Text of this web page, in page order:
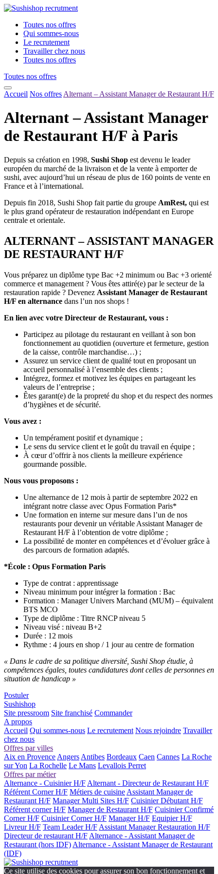
Toutes nos offres
Qui sommes-nous
Le recrutement
Travailler chez nous
Toutes nos offres
Toutes nos offres
Accueil Nos offres Alternant – Assistant Manager de Restaurant H/F
Alternant – Assistant Manager
de Restaurant H/F à Paris
Depuis sa création en 1998, Sushi Shop est devenu le leader
européen du marché de la livraison et de la vente à emporter de
sushi, avec aujourd’hui un réseau de plus de 160 points de vente en
France et à l’international.
Depuis fin 2018, Sushi Shop fait partie du groupe AmRest, qui est
le plus grand opérateur de restauration indépendant en Europe
centrale et orientale.
ALTERNANT – ASSISTANT MANAGER
DE RESTAURANT H/F
Vous préparez un diplôme type Bac +2 minimum ou Bac +3 orienté
commerce et management ? Vous êtes attiré(e) par le secteur de la
restauration rapide ? Devenez Assistant Manager de Restaurant
H/F en alternance dans l’un nos shops !
En lien avec votre Directeur de Restaurant, vous :
Participez au pilotage du restaurant en veillant à son bon
fonctionnement au quotidien (ouverture et fermeture, gestion
de la caisse, contrôle marchandise…) ;
Assurez un service client de qualité tout en proposant un
accueil personnalisé à l’ensemble des clients ;
Intégrez, formez et motivez les équipes en partageant les
valeurs de l’entreprise ;
Êtes garant(e) de la propreté du shop et du respect des normes
d’hygiènes et de sécurité.
Vous avez :
Un tempérament positif et dynamique ;
Le sens du service client et le goût du travail en équipe ;
À cœur d’offrir à nos clients la meilleure expérience
gourmande possible.
Nous vous proposons :
Une alternance de 12 mois à partir de septembre 2022 en
intégrant notre classe avec Opus Formation Paris*
Une formation en interne sur mesure dans l’un de nos
restaurants pour devenir un véritable Assistant Manager de
Restaurant H/F à l’obtention de votre diplôme ;
La possibilité de monter en compétences et d’évoluer grâce à
des parcours de formation adaptés.
*École : Opus Formation Paris
Type de contrat : apprentissage
Niveau minimum pour intégrer la formation : Bac
Formation : Manager Univers Marchand (MUM) – équivalent
BTS MCO
Type de diplôme : Titre RNCP niveau 5
Niveau visé : niveau B+2
Durée : 12 mois
Rythme : 4 jours en shop / 1 jour au centre de formation
« Dans le cadre de sa politique diversité, Sushi Shop étudie, à
compétences égales, toutes candidatures dont celles de personnes en
situation de handicap »
Postuler
Sushishop
Site pressroom Site franchisé Commander
A propos
Accueil Qui sommes-nous Le recrutement Nous rejoindre Travailler
chez nous
Offres par villes
Aix en Provence Angers Antibes Bordeaux Caen Cannes La Roche
sur Yon La Rochelle Le Mans Levallois Perret
Offres par métier
Alternance - Cuisinier H/F Alternant - Directeur de Restaurant H/F
Référent Corner H/F Métiers de cuisine Assistant Manager de
Restaurant H/F Manager Multi Sites H/F Cuisinier Débutant H/F
Référent corner H/F Manager de Restaurant H/F Cuisinier Confirmé
Corner H/F Cuisinier Corner H/F Manager H/F Equipier H/F
Livreur H/F Team Leader H/F Assistant Manager Restauration H/F
Directeur de restaurant H/F Alternance - Assistant Manager de
Restaurant (hors IDF) Alternance - Assistant Manager de Restaurant
(IDF)
Ce site utilise des cookies pour assurer son bon fonctionnement et